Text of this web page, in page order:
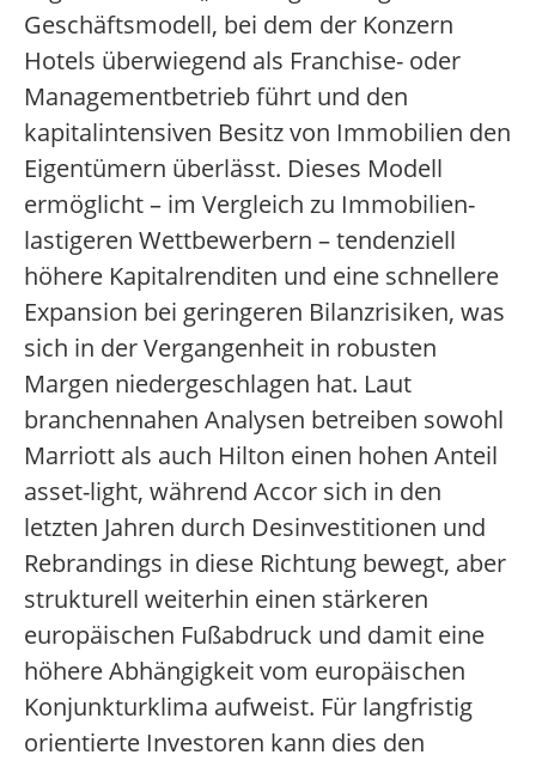
Geschäftsmodell, bei dem der Konzern
Hotels überwiegend als Franchise- oder
Managementbetrieb führt und den
kapitalintensiven Besitz von Immobilien den
Eigentümern überlässt. Dieses Modell
ermöglicht – im Vergleich zu Immobilien-
lastigeren Wettbewerbern – tendenziell
höhere Kapitalrenditen und eine schnellere
Expansion bei geringeren Bilanzrisiken, was
sich in der Vergangenheit in robusten
Margen niedergeschlagen hat. Laut
branchennahen Analysen betreiben sowohl
Marriott als auch Hilton einen hohen Anteil
asset-light, während Accor sich in den
letzten Jahren durch Desinvestitionen und
Rebrandings in diese Richtung bewegt, aber
strukturell weiterhin einen stärkeren
europäischen Fußabdruck und damit eine
höhere Abhängigkeit vom europäischen
Konjunkturklima aufweist. Für langfristig
orientierte Investoren kann dies den